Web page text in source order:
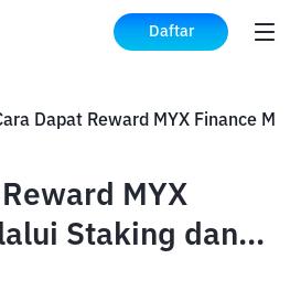
Daftar
MYX
Staking dan